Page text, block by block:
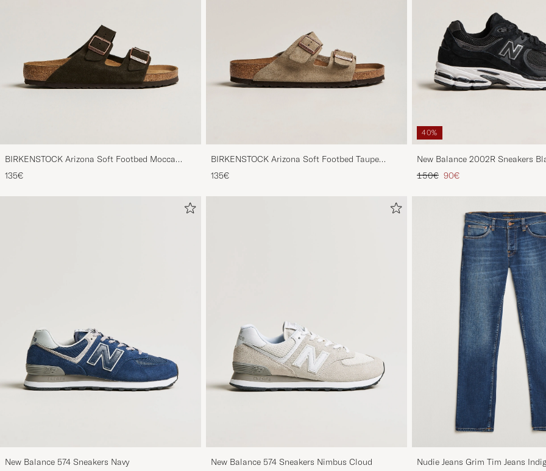
BIRKENSTOCK Arizona Soft Footbed Mocca
Suede
135€
BIRKENSTOCK Arizona Soft Footbed Taupe
Suede
135€
40%
New Balance 2002R Sneakers
Prix ordinaire
150€ Prix réduit
90€
New Balance 574 Sneakers Navy New Balance 574 Sneakers Nimbus Cloud Nudie Jeans Grim Tim Jeans